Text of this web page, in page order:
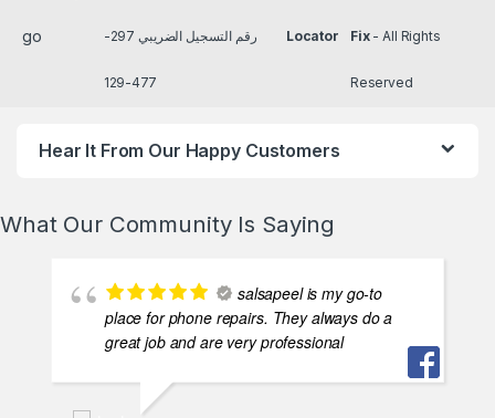
رقم التسجيل الضريبي 297-
477-129
Locator Fix- All Rights
Reserved
Hear It From Our Happy Customers
What Our Community Is Saying
salsapeel is my go-to
place for phone repairs. They always do a
great job and are very professional